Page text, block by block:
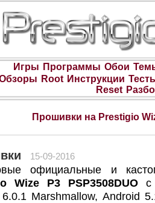
Игры Программы Обои
Root Инструкции
Reset
Прошивки на Prestigio
15-09-2016
официальные и
Wize P3 PSP3508DUOс
Marshmallow, Android